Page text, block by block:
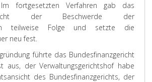
Verfahren gab das
der Beschwerde der
teilweise Folge und setzte die
neu fest.
führte das Bundesfinanzgericht
aus, der Verwaltungsgerichtshof habe
des Bundesfinanzgerichts, der